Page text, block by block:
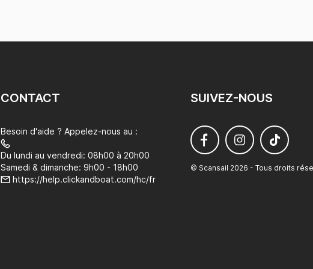
CONTACT
Besoin d'aide ? Appelez-nous au :
Du lundi au vendredi: 08h00 à 20h00
Samedi & dimanche: 9h00 - 18h00
https://help.clickandboat.com/hc/fr
SUIVEZ-NOUS
© Scansail 2026 - Tous droits